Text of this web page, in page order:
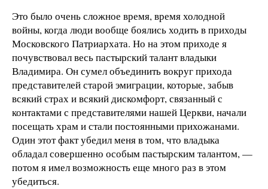
Это было очень сложное время, время холодной
войны, когда люди вообще боялись ходить в приходы
Московского Патриархата. Но на этом приходе я
почувствовал весь пастырский талант владыки
Владимира. Он сумел объединить вокруг прихода
представителей старой эмиграции, которые, забыв
всякий страх и всякий дискомфорт, связанный с
контактами с представителями нашей Церкви, начали
посещать храм и стали постоянными прихожанами.
Один этот факт убедил меня в том, что владыка
обладал совершенно особым пастырским талантом, —
потом я имел возможность еще много раз в этом
убедиться.